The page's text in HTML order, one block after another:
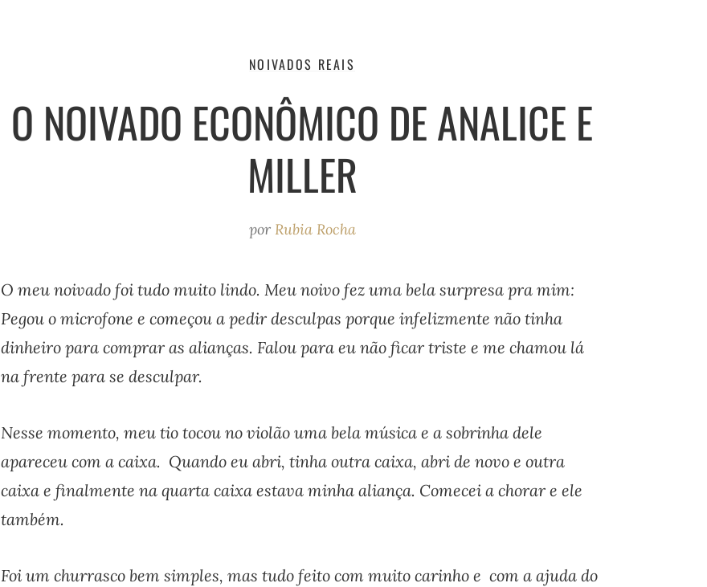
NOIVADOS REAIS
O NOIVADO ECONÔMICO DE ANALICE E
MILLER
por Rubia Rocha
O meu noivado foi tudo muito lindo. Meu noivo fez uma bela surpresa pra mim:
Pegou o microfone e começou a pedir desculpas porque infelizmente não tinha
dinheiro para comprar as alianças. Falou para eu não ficar triste e me chamou lá
na frente para se desculpar.
Nesse momento, meu tio tocou no violão uma bela música e a sobrinha dele
apareceu com a caixa. Quando eu abri, tinha outra caixa, abri de novo e outra
caixa e finalmente na quarta caixa estava minha aliança. Comecei a chorar e ele
também.
Foi um churrasco bem simples, mas tudo feito com muito carinho e com a ajuda do